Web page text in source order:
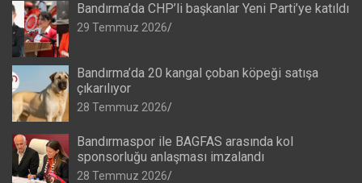
Bandırma’da CHP’li başkanlar Yeni Parti’ye katıldı
29 Temmuz 2026
Bandırma’da 20 kangal çoban köpeği satışa
çıkarılıyor
28 Temmuz 2026
Bandırmaspor ile BAGFAS arasında kol
sponsorluğu anlaşması imzalandı
28 Temmuz 2026